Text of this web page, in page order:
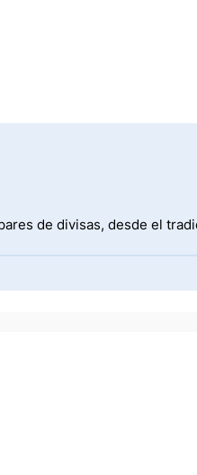
de divisas, desde el